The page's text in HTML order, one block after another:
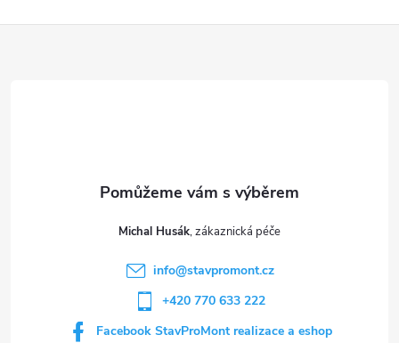
Michal Husák
info@stavpromont.cz
+420 770 633 222
Facebook StavProMont realizace a eshop